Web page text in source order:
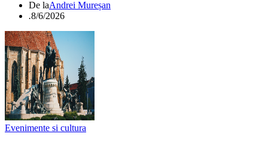
De laAndrei Mureșan
.8/6/2026
Evenimente si cultura